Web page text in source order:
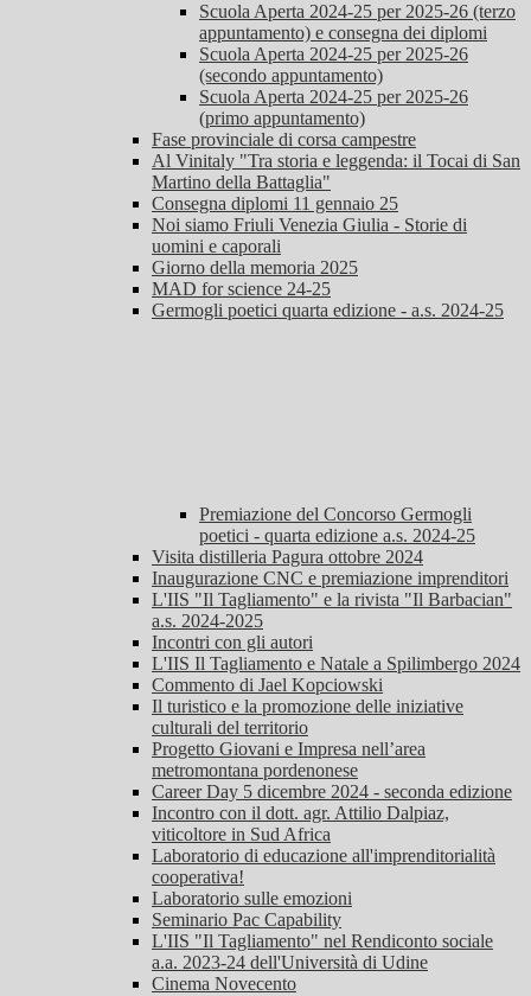
Scuola Aperta 2024-25 per 2025-26 (terzo
appuntamento) e consegna dei diplomi
Scuola Aperta 2024-25 per 2025-26
(secondo appuntamento)
Scuola Aperta 2024-25 per 2025-26
(primo appuntamento)
Fase provinciale di corsa campestre
Al Vinitaly "Tra storia e leggenda: il Tocai di San
Martino della Battaglia"
Consegna diplomi 11 gennaio 25
Noi siamo Friuli Venezia Giulia - Storie di
uomini e caporali
Giorno della memoria 2025
MAD for science 24-25
Germogli poetici quarta edizione - a.s. 2024-25
Premiazione del Concorso Germogli
poetici - quarta edizione a.s. 2024-25
Visita distilleria Pagura ottobre 2024
Inaugurazione CNC e premiazione imprenditori
L'IIS "Il Tagliamento" e la rivista "Il Barbacian"
a.s. 2024-2025
Incontri con gli autori
L'IIS Il Tagliamento e Natale a Spilimbergo 2024
Commento di Jael Kopciowski
Il turistico e la promozione delle iniziative
culturali del territorio
Progetto Giovani e Impresa nell’area
metromontana pordenonese
Career Day 5 dicembre 2024 - seconda edizione
Incontro con il dott. agr. Attilio Dalpiaz,
viticoltore in Sud Africa
Laboratorio di educazione all'imprenditorialità
cooperativa!
Laboratorio sulle emozioni
Seminario Pac Capability
L'IIS "Il Tagliamento" nel Rendiconto sociale
a.a. 2023-24 dell'Università di Udine
Cinema Novecento